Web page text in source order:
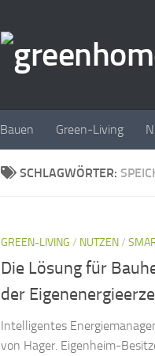
Bauen Green-Living
SCHLAGWÖRTER:
GREEN-LIVING / NUTZEN/
Die Lösung für
der
Intelligentes
von Hager. Eigenheim-